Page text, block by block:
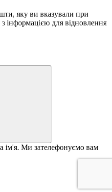
яку ви вказували при
інформацією для відновлення
ім'я. Ми зателефонуємо вам